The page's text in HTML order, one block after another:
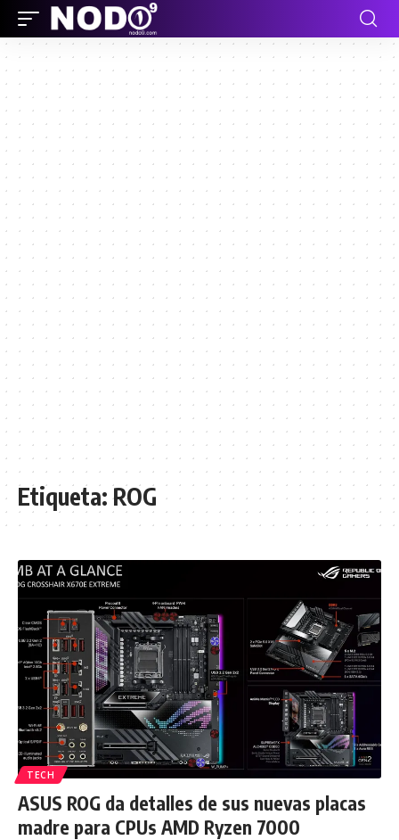
Etiqueta:ROG
TECH
ASUS ROG da detalles de sus nuevas placas
madre para CPUs AMD Ryzen 7000